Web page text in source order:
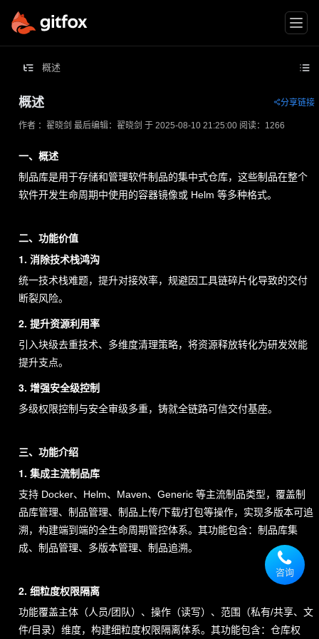
咨询
王
宁
高
级
客
王
高
客
户
经
理
级
客
户
经
电话(微信)
3684528290
联系邮箱
wangzhaoning@chandao.com
概述
概述 分享链接
作者 ：翟晓剑 最后编辑：翟晓剑 于 2025-08-10 21:25:00 阅读：1266
一、概述
制品库是用于存储和管理软件制品的集中式仓库，这些制品在整个
软件开发生命周期中使用的容器镜像或 Helm 等多种格式。
二、功能价值
1. 消除技术栈鸿沟
统一技术栈难题，提升对接效率，规避因工具链碎片化导致的交付
断裂风险。
2. 提升资源利⽤率
引入块级去重技术、多维度清理策略，将资源释放转化为研发效能
提升支点。
3. 增强安全级控制
多级权限控制与安全审级多重，铸就全链路可信交付基座。
三、功能介绍
1. 集成主流制品库
⽀持 Docker、Helm、Maven、Generic 等主流制品类型，覆盖制
品库管理、制品管理、制品上传/下载/打包等操作，实现多版本可追
溯，构建端到端的全生命周期管控体系。其功能包含：制品库集
成、制品管理、多版本管理、制品追溯。
2. 细粒度权限隔离
功能覆盖主体（人员/团队）、操作（读写）、范围（私有/共享、文
件/目录）维度，构建细粒度权限隔离体系。其功能包含：仓库权